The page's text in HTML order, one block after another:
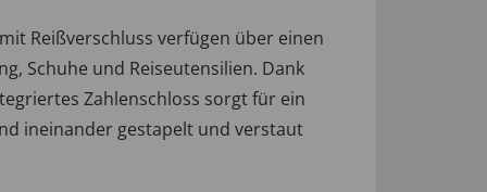
Reißverschluss verfügen über einen
Schuhe und Reiseutensilien. Dank
Zahlenschloss sorgt für ein
ineinander gestapelt und verstaut